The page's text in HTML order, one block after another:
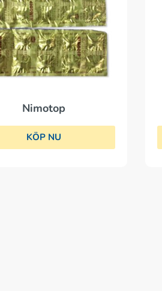
Nimotop
KÖP NU